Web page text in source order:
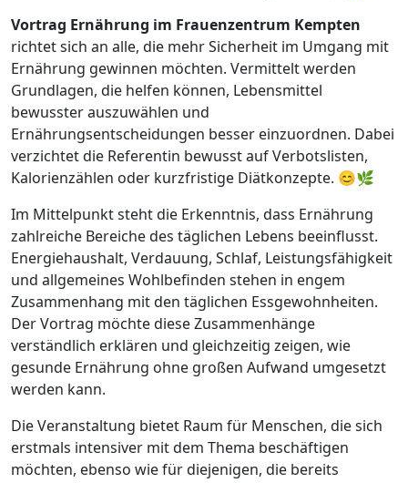
Vortrag Ernährung im Frauenzentrum Kempten
richtet sich an alle, die mehr Sicherheit im Umgang mit
Ernährung gewinnen möchten. Vermittelt werden
Grundlagen, die helfen können, Lebensmittel
bewusster auszuwählen und
Ernährungsentscheidungen besser einzuordnen. Dabei
verzichtet die Referentin bewusst auf Verbotslisten,
Kalorienzählen oder kurzfristige Diätkonzepte. 😊🌿
Im Mittelpunkt steht die Erkenntnis, dass Ernährung
zahlreiche Bereiche des täglichen Lebens beeinflusst.
Energiehaushalt, Verdauung, Schlaf, Leistungsfähigkeit
und allgemeines Wohlbefinden stehen in engem
Zusammenhang mit den täglichen Essgewohnheiten.
Der Vortrag möchte diese Zusammenhänge
verständlich erklären und gleichzeitig zeigen, wie
gesunde Ernährung ohne großen Aufwand umgesetzt
werden kann.
Die Veranstaltung bietet Raum für Menschen, die sich
erstmals intensiver mit dem Thema beschäftigen
möchten, ebenso wie für diejenigen, die bereits